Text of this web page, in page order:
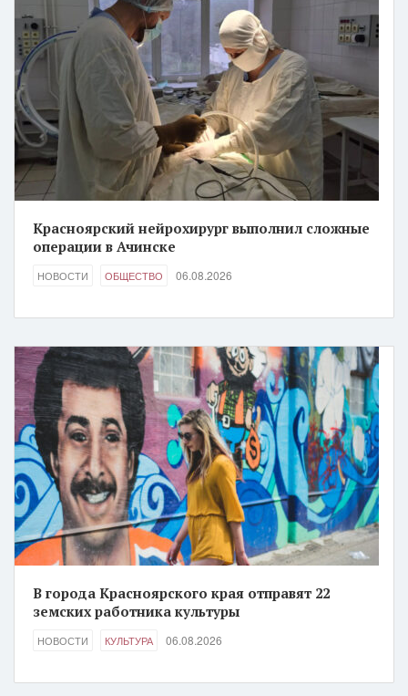
Красноярский нейрохирург выполнил сложные
операции в Ачинске
НОВОСТИ ОБЩЕСТВО 06.08.2026
В города Красноярского края отправят 22
земских работника культуры
НОВОСТИ КУЛЬТУРА 06.08.2026